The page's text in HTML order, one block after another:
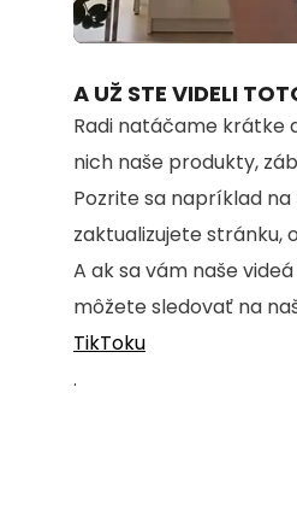
Unmute
A UŽ STE VIDELI
Radi natáčame krátke
nich naše produkty,
Pozrite sa napríklad
zaktualizujete stránku,
A ak sa vám naše
môžete sledovať na
TikToku
.